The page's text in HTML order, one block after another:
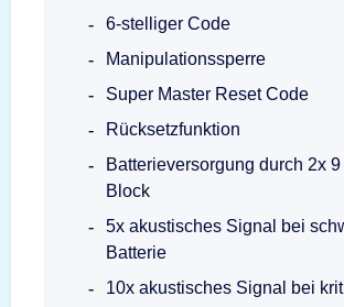
6-stelliger Code
Manipulationssperre
Super Master Reset Code
Rücksetzfunktion
Batterieversorgung durch 2x 9
Block
5x akustisches Signal bei
Batterie
10x akustisches Signal bei